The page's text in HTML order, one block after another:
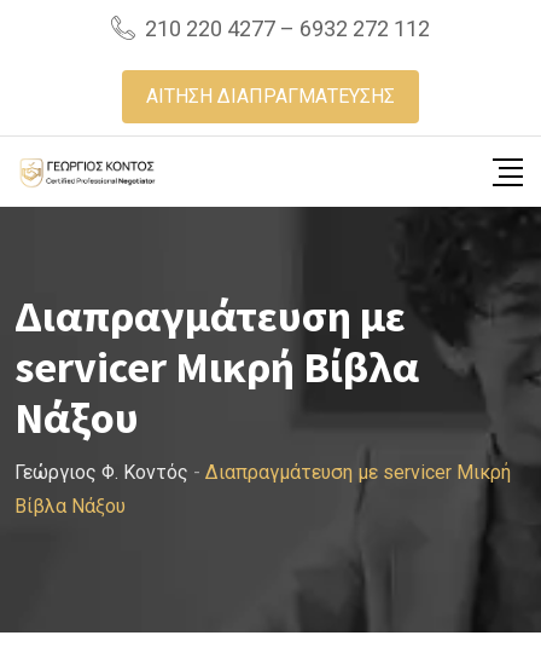
210 220 4277 – 6932 272 112
ΑΙΤΗΣΗ ΔΙΑΠΡΑΓΜΑΤΕΥΣΗΣ
Διαπραγμάτευση με
servicer Μικρή Βίβλα
Νάξου
Γεώργιος Φ. Κοντός - Διαπραγμάτευση με servicer Μικρή
Βίβλα Νάξου